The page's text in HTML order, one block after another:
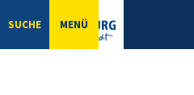
SUCHE MENÜ